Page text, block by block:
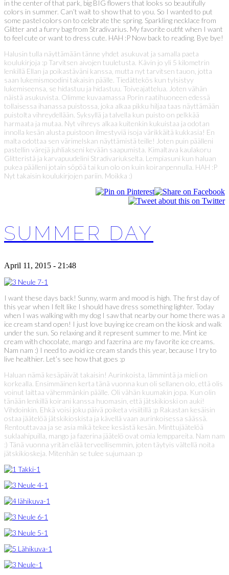
in the center of that park, big BIG flowers that looks so beautifully
colors in summer. Can’t wait to show that to you. So I wanted to put
some pastel colors on to celebrate the spring. Sparkling necklace from
Glitter and a furry bag from Stradivarius. My favorite outfit when I want
to feel cute or want to dress cute. HAH :P Now back to reading. Bye bye!
Halusin tulla näyttämään tänne yhdet asukuvat ja samalla paeta
koulukirjoja :p Tarvitsen aivojen tuuletusta. Kävin jo yli 5 kilometrin
lenkillä Ellan ja poikastäväni kanssa, mutta nyt tarvitsen tauon, jotta
saan lukemismoodini takaisin päälle. Tiedättekös kun tylsistyy
lukemiseensa, se hidastuu ja hidastuu. Toiveajattelua. Joten vähän
näistä asukuvista. Olimme kuvaamassa Porin raatihuoneen edessä
tollaisessa ihanassa puistossa, joka alkaa pikku hiljaa taas näyttämään
puistolta vihreydellään. Syksyllä ja talvella kun puisto on pelkkää
harmaata ja mutaa. Nyt vihreys alkaa kuitenkin kukuistaa ja odotan
innolla kesän alusta puistoon ilmestyviä isoja värikkäitä kukkasia! En
malta odottaa sen värimelskan näyttämistä teille! Joten puin päälleni
pastellin värejä juhliakseni kevään saapumista. Kimaltava kaulakoru
Glitteristä ja karvapuudelini Stradivariukselta. Lempiasuni kun haluan
pukea päälleni jotain söpöä tai kun olo on kuin koiranpennulla. HAH :P
Nyt takaisin koulukirjojen pariin. Moikka :)
SUMMER DAY
April 11, 2015 - 21:48
I want these days back! Sunny, warm and mood is high. The first day of
this year when I felt like I should have dress something lighter. Today
when I was walking with my dog I saw that nearby our home there was a
ice cream stand open! I just love buying ice cream on the kiosk and walk
under the sun. So relaxing and it represent summer to me. Mint ice
cream with chocolate, mango and fazerina are my favorite ice creams.
Nam nam :) I need to avoid ice cream stands this year, because I try to
live healthier. Let’s see how that goes :p
Haluan nämä kesäpäivät takaisin! Aurinkoista, lämmintä ja mieli on
korkealla. Ensimmäinen kerta tänä vuonna kun oli sellanen olo, että olis
voinut laittaa vähemmänkin päälle. Oli vähän kuumakin jopa. Kun olin
tänään lenkillä koirani kanssa huomasin, että jätskikioski on auki!
Vihdoinkin. Ehkä voisi joku päivä poiketa visiitillä :p Rakastan kesäisin
ostaa jäätelöä jätskikioskista ja kävellä vaan aurinkoisessa säässä.
Rentouttavaa ja se asia mikä tekee kesästä kesän. Minttujäätelöä
suklaahipuilla, mango ja fazerina jäätelö ovat omia lemppareita. Nam nam
:) Tänä vuonna yritän elää terveellisemmin, joten täytyis vältellä noita
jätskikioskeja. Mitenhän se tulee sujumaan :p